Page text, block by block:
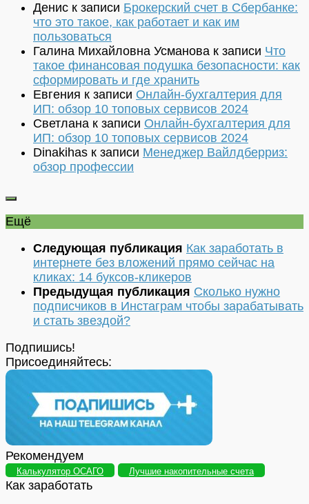
Денис к записи Брокерский счет в Сбербанке:
что это такое, как работает и как им
пользоваться
Галина Михайловна Усманова к записи Что
такое финансовая подушка безопасности: как
сформировать и где хранить
Евгения к записи Онлайн-бухгалтерия для
ИП: обзор 10 топовых сервисов 2024
Светлана к записи Онлайн-бухгалтерия для
ИП: обзор 10 топовых сервисов 2024
Dinakihas к записи Менеджер Вайлдберриз:
обзор профессии
Ещё
Следующая публикация Как заработать в
интернете без вложений прямо сейчас на
кликах: 14 буксов-кликеров
Предыдущая публикация Сколько нужно
подписчиков в Инстаграм чтобы зарабатывать
и стать звездой?
Подпишись!
Присоединяйтесь:
Рекомендуем
Калькулятор ОСАГО Лучшие накопительные счета
Как заработать